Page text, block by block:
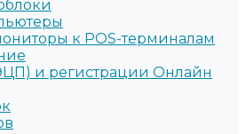
к POS-терминалам
и регистрации Онлайн